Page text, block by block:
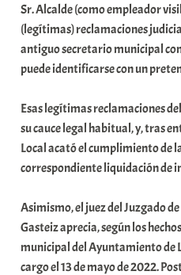
Sr. Alcalde (como empleador
(legítimas) reclamaciones
antiguo secretario municipal
puede identificarse con un
Esas legítimas reclamaciones
su cauce legal habitual, y, tras
Local acató el cumplimiento de
correspondiente liquidación de
Asimismo, el juez del Juzgado
Gasteiz aprecia, según los
municipal del Ayuntamiento de
cargo el 13 de mayo de 2022.